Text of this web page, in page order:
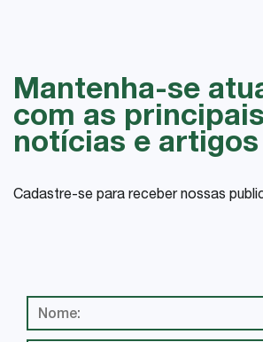
Mantenha-se
com as principais
notícias e artigos
Cadastre-se para receber nossas